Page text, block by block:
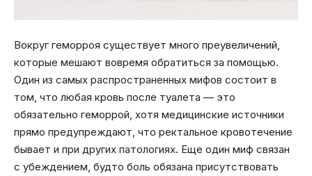
Вокруг геморроя существует много преувеличений,
которые мешают вовремя обратиться за помощью.
Один из самых распространенных мифов состоит в
том, что любая кровь после туалета — это
обязательно геморрой, хотя медицинские источники
прямо предупреждают, что ректальное кровотечение
бывает и при других патологиях. Еще один миф связан
с убеждением, будто боль обязана присутствовать